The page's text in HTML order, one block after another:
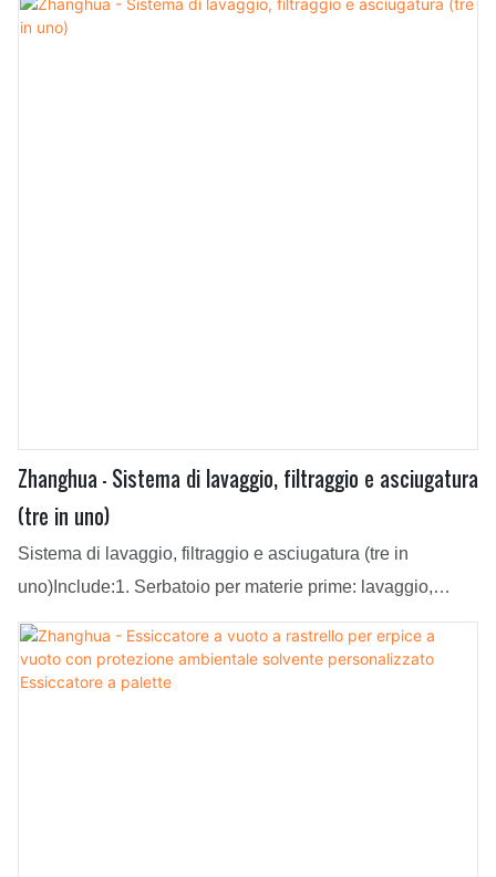
grande attenzione e apprezzamento da parte dei clienti. La
Zhanghua - Sistema di lavaggio, filtraggio e asciugatura
(tre in uno)
Sistema di lavaggio, filtraggio e asciugatura (tre in
uno)Include:1. Serbatoio per materie prime: lavaggio,
filtraggio e asciugatura tre in uno2. Silo e vuoto
corrispondente (pompa per vuoto, serbatoio di accumulo,
condensatore)3. Sistema di riscaldamento (regolatore